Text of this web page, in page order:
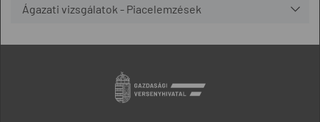
Ágazati vizsgálatok - Piacelemzések